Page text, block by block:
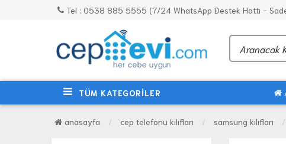
Tel : 0538 885 5555 (7/24 WhatsApp Destek Hattı -
TÜM KATEGORİLER
anasayfa cep telefonu kılıfları samsung kılıfları